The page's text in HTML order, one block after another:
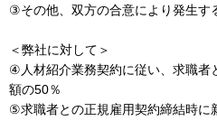
③その他、双方の合意により発生す
＜弊社に対して＞
④人材紹介業務契約に従い、求職者
額の50％
⑤求職者との正規雇用契約締結時に